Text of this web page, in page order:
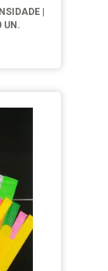
|
UN.